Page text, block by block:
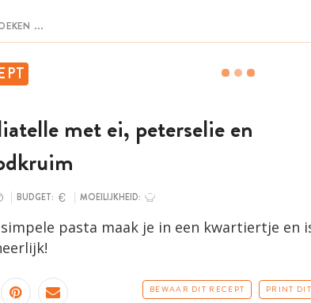
met ei, peterselie en
BUDGET: MOEILIJKHEID:
simpele pasta maak je in een kwartiertje en
BEWAAR DIT RECEPT PRINT